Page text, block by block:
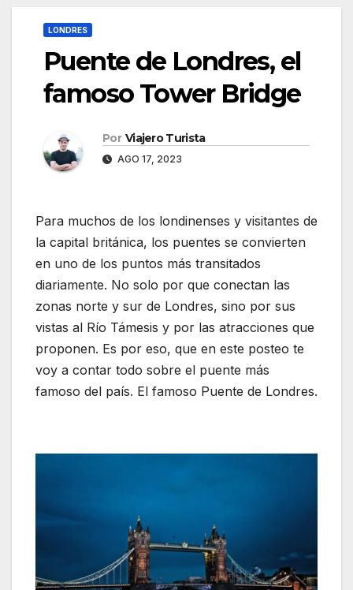
LONDRES
Puente de Londres, el
famoso Tower Bridge
Por Viajero Turista
AGO 17, 2023
Para muchos de los londinenses y visitantes de
la capital británica, los puentes se convierten
en uno de los puntos más transitados
diariamente. No solo por que conectan las
zonas norte y sur de Londres, sino por sus
vistas al Río Támesis y por las atracciones que
proponen. Es por eso, que en este posteo te
voy a contar todo sobre el puente más
famoso del país. El famoso Puente de Londres.